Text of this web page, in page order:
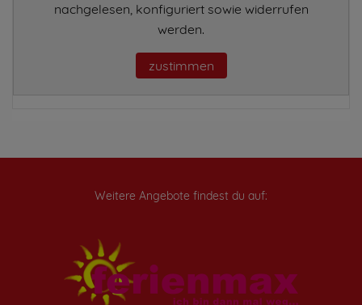
nachgelesen, konfiguriert sowie widerrufen
werden.
zustimmen
Weitere Angebote findest du auf: